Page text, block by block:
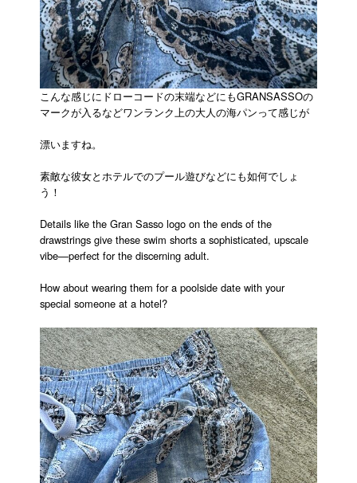
こんな感じにドローコードの末端などにもGRANSASSOの
マークが入るなどワンランク上の大人の海パンって感じが
漂いますね。
素敵な彼女とホテルでのプール遊びなどにも如何でしょ
う！
Details like the Gran Sasso logo on the ends of the
drawstrings give these swim shorts a sophisticated, upscale
vibe—perfect for the discerning adult.
How about wearing them for a poolside date with your
special someone at a hotel?